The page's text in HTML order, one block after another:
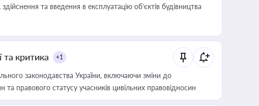
та введення в експлуатацію об’єктів будівництва
та критика +1
законодавства України, включаючи зміни до
правового статусу учасників цивільних правовідносин